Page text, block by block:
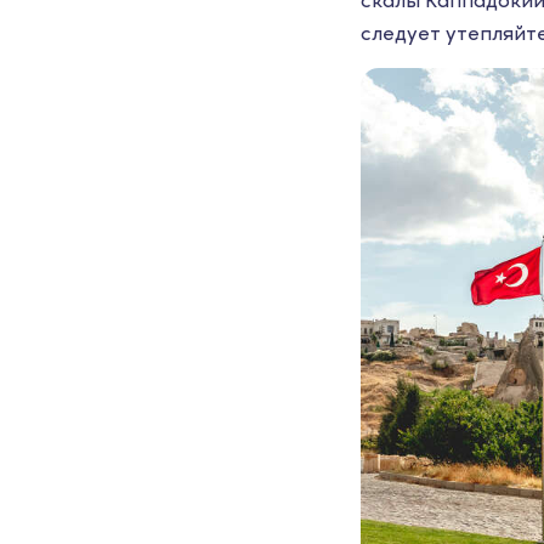
следует